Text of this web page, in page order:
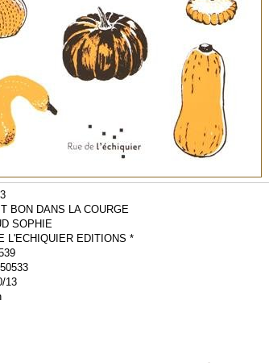
BON DANS LA COURGE
SOPHIE
L'ECHIQUIER EDITIONS *
13